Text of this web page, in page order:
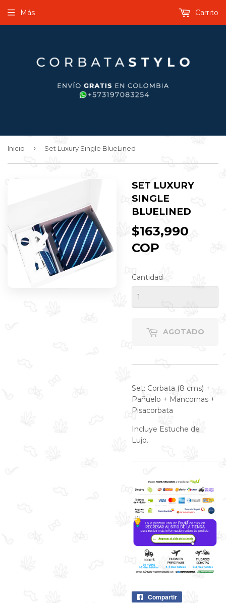
Más Carrito
Inicio › Set Luxury Single BlueLined
SET LUXURY
SINGLE
BLUELINED
$163,990
COP
Cantidad
AGOTADO
Set: Corbata (8 cms) +
Pañuelo + Mancornas +
Pisacorbata
Incluye Estuche de
Lujo.
Compartir